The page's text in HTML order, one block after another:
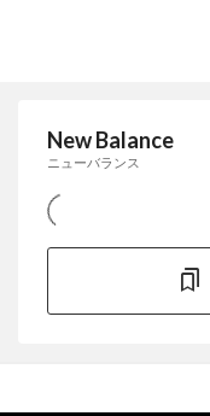
New Balance
ニューバランス